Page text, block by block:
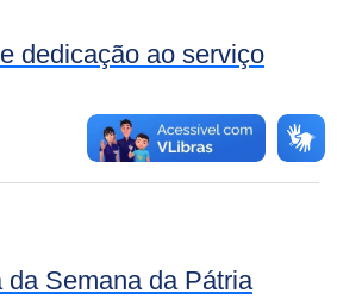
dedicação ao serviço
da Semana da Pátria